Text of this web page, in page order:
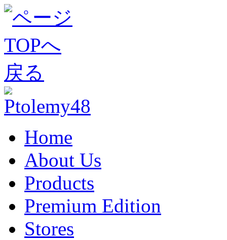
Home
About Us
Products
Premium Edition
Stores